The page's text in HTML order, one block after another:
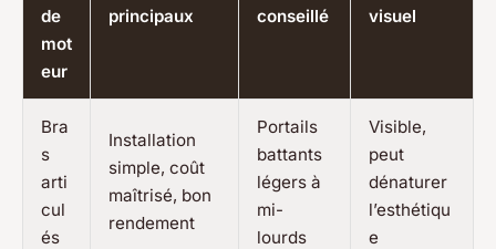
de
mot
eur
principaux
conseillé
visuel
Bra
s
arti
cul
és
Installation
simple, coût
maîtrisé, bon
rendement
Portails
battants
légers à
mi-
lourds
Visible,
peut
dénaturer
l’esthétiqu
e